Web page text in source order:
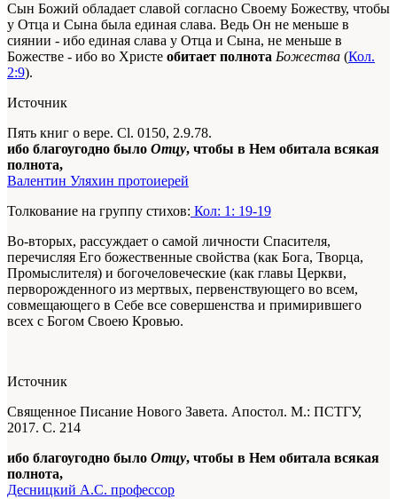
Сын Божий обладает славой согласно Своему Божеству, чтобы
у Отца и Сына была единая слава. Ведь Он не меньше в
сиянии - ибо единая слава у Отца и Сына, не меньше в
Божестве - ибо во Христе обитает полнота Божества (Кол.
2:9).
Источник
Пять книг о вере. Сl. 0150, 2.9.78.
ибо благоугодно было Отцу, чтобы в Нем обитала всякая
полнота,
Валентин Уляхин протоиерей
Толкование на группу стихов: Кол: 1: 19-19
Во-вторых, рассуждает о самой личности Спасителя,
перечисляя Его божественные свойства (как Бога, Творца,
Промыслителя) и богочеловеческие (как главы Церкви,
перворожденного из мертвых, первенствующего во всем,
совмещающего в Себе все совершенства и примирившего
всех с Богом Своею Кровью.
Источник
Священное Писание Нового Завета. Апостол. М.: ПСТГУ,
2017. С. 214
ибо благоугодно было Отцу, чтобы в Нем обитала всякая
полнота,
Десницкий А.С. профессор